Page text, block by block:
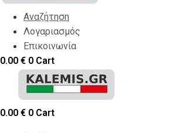
content
Αναζήτηση
Λογαριασμός
Επικοινωνία
0.00 € 0 Cart
0.00 € 0 Cart